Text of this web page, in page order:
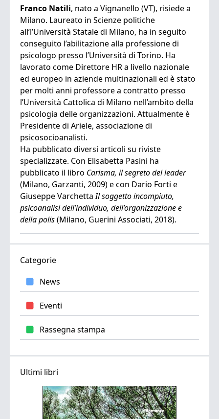
Franco Natili, nato a Vignanello (VT), risiede a
Milano. Laureato in Scienze politiche
all’l’Università Statale di Milano, ha in seguito
conseguito l’abilitazione alla professione di
psicologo presso l’Università di Torino. Ha
lavorato come Direttore HR a livello nazionale
ed europeo in aziende multinazionali ed è stato
per molti anni professore a contratto presso
l’Università Cattolica di Milano nell’ambito della
psicologia delle organizzazioni. Attualmente è
Presidente di Ariele, associazione di
psicosocioanalisti.
Ha pubblicato diversi articoli su riviste
specializzate. Con Elisabetta Pasini ha
pubblicato il libro Carisma, il segreto del leader
(Milano, Garzanti, 2009) e con Dario Forti e
Giuseppe VarchettaIl soggetto incompiuto,
psicoanalisi dell’individuo, dell’organizzazione e
della polis(Milano, Guerini Associati, 2018).
Categorie
News
Eventi
Rassegna stampa
Ultimi libri